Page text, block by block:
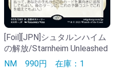
[Foil][JPN]シュタルンハイム
の解放/Starnheim Unleashed
NM 990円 在庫：1